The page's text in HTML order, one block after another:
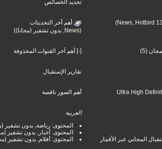
تحديد الخصائص
أهم آخر التحديثات
(News, بدون تشفير (مجانا))
[-] أهم آخر القنوات المحذوفة (5)
تقارير الإستقبال
أهم الصور ناقصة
العربية
المحتوى: رياضة, بدون تشفير
المحتوى: أخبار, بدون تشفير
المحتوى: أفلام, بدون تشفير
المجاني عبر الأقمار